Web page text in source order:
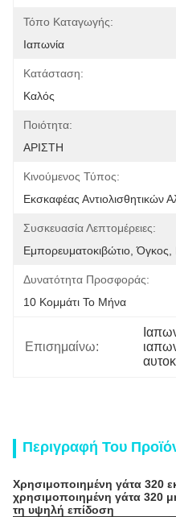
Τόπο Καταγωγής:
Ιαπωνία
Κατάσταση:
Καλός
Ποιότητα:
ΑΡΙΣΤΗ
Κινούμενος Τύπος:
Εκσκαφέας Αντιολισθητικών
Συσκευασία Λεπτομέρειες:
Εμπορευματοκιβώτιο,
Δυνατότητα Προσφοράς:
10 Κομμάτι Το Μήνα
Επισημαίνω:
Περιγραφή Του
Χρησιμοποιημένη γάτα 320
χρησιμοποιημένη γάτα 320
τη υψηλή επίδοση